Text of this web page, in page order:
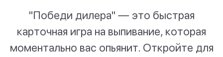
"Победи дилера" — это быстрая
карточная игра на выпивание, которая
моментально вас опьянит. Откройте для